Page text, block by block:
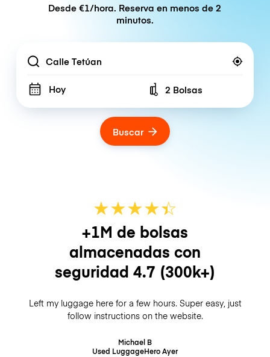
Desde €1/hora. Reserva en menos de 2
minutos.
Location
Hoy Number of bags
2 Bolsas
Buscar
★★★★☆
★
+1M de bolsas
almacenadas con
seguridad 4.7 (300k+)
Left my luggage here for a few hours. Super easy, just
follow instructions on the website.
Michael B
Used LuggageHeroAyer